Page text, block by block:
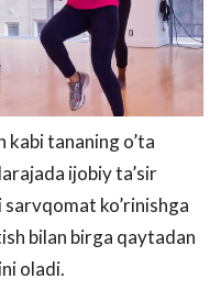
kabi tananing o’ta
ijobiy ta’sir
sarvqomat ko’rinishga
bilan birga qaytadan
oladi.